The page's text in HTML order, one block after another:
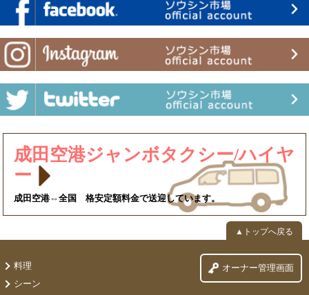
成田空港ジャンボタクシー/ハイヤ
ー
成田空港⇔全国 格安定額料金で送迎しています。
▲トップへ戻る
料理
シーン
オーナー管理画面